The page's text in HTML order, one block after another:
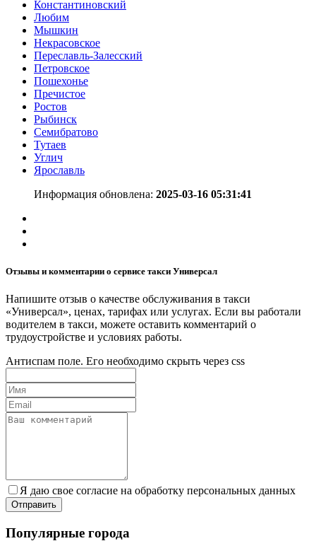
Константиновский
Любим
Мышкин
Некрасовское
Переславль-Залесский
Петровское
Пошехонье
Пречистое
Ростов
Рыбинск
Семибратово
Тутаев
Углич
Ярославль
Информация обновлена: 2025-03-16 05:31:41
Отзывы и комментарии о сервисе такси Универсал
Напишите отзыв о качестве обслуживания в такси
«Универсал», ценах, тарифах или услугах. Если вы работали
водителем в такси, можете оставить комментарий о
трудоустройстве и условиях работы.
Антиспам поле. Его необходимо скрыть через css
Я даю свое согласие на обработку персональных данных
Популярные города